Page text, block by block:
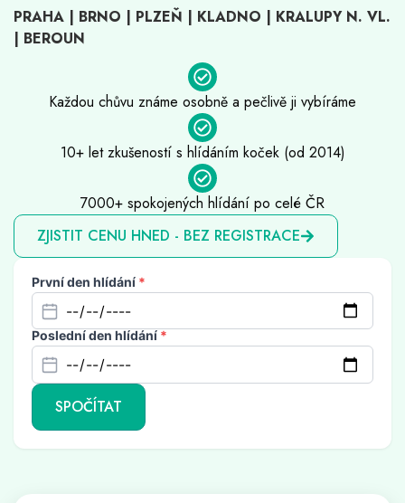
PRAHA | BRNO | PLZEŇ | KLADNO | KRALUPY N. VL.
| BEROUN
Každou chůvu známe osobně a pečlivě ji vybíráme
10+ let zkušeností s hlídáním koček (od 2014)
7000+ spokojených hlídání po celé ČR
ZJISTIT CENU HNED - BEZ REGISTRACE
První den hlídání *
Poslední den hlídání *
SPOČÍTAT